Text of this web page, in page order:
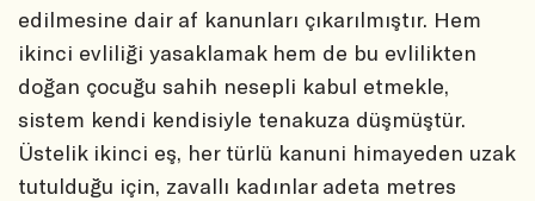
edilmesine dair af kanunları çıkarılmıştır. Hem
ikinci evliliği yasaklamak hem de bu evlilikten
doğan çocuğu sahih nesepli kabul etmekle,
sistem kendi kendisiyle tenakuza düşmüştür.
Üstelik ikinci eş, her türlü kanuni himayeden uzak
tutulduğu için, zavallı kadınlar adeta metres